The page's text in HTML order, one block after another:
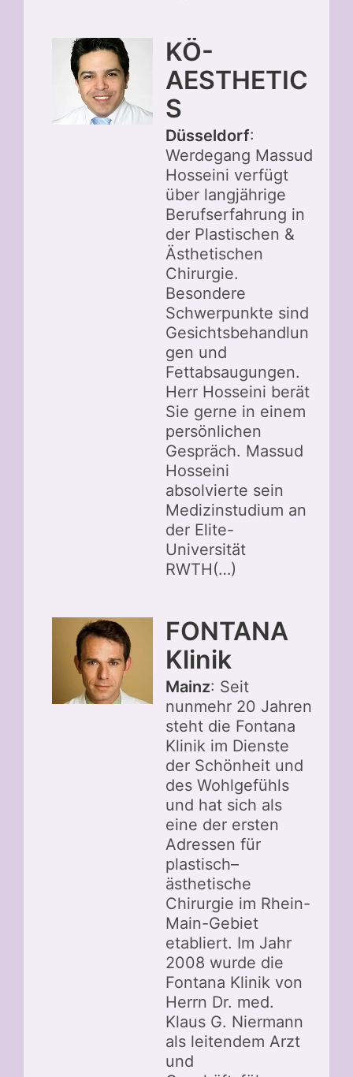
KÖ-
AESTHETIC
S
Düsseldorf:
Werdegang Massud
Hosseini verfügt
über langjährige
Berufserfahrung in
der Plastischen &
Ästhetischen
Chirurgie.
Besondere
Schwerpunkte sind
Gesichtsbehandlun
gen und
Fettabsaugungen.
Herr Hosseini berät
Sie gerne in einem
persönlichen
Gespräch. Massud
Hosseini
absolvierte sein
Medizinstudium an
der Elite-
Universität
RWTH(…)
FONTANA
Klinik
Mainz: Seit
nunmehr 20 Jahren
steht die Fontana
Klinik im Dienste
der Schönheit und
des Wohlgefühls
und hat sich als
eine der ersten
Adressen für
plastisch–
ästhetische
Chirurgie im Rhein-
Main-Gebiet
etabliert. Im Jahr
2008 wurde die
Fontana Klinik von
Herrn Dr. med.
Klaus G. Niermann
als leitendem Arzt
und